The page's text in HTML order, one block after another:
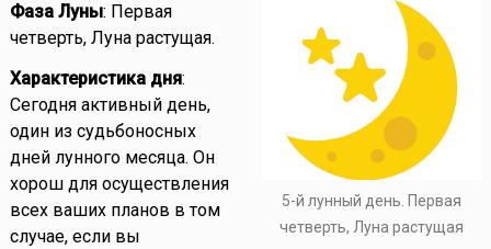
5-й лунный день. Первая
четверть, Луна растущая
Фаза Луны: Первая
четверть, Луна растущая.
Характеристика дня:
Сегодня активный день,
один из судьбоносных
дней лунного месяца. Он
хорош для осуществления
всех ваших планов в том
случае, если вы